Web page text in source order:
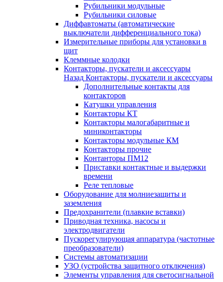
Рубильники модульные
Рубильники силовые
Диффавтоматы (автоматические
выключатели дифференциального тока)
Измерительные приборы для установки в
щит
Клеммные колодки
Контакторы, пускатели и аксессуары
Назад Контакторы, пускатели и аксессуары
Дополнительные контакты для
контакторов
Катушки управления
Контакторы КТ
Контакторы малогабаритные и
миниконтакторы
Контакторы модульные КМ
Контакторы прочие
Контанторы ПМ12
Приставки контактные и выдержки
времени
Реле тепловые
Оборудование для молниезащиты и
заземления
Предохранители (плавкие вставки)
Приводная техника, насосы и
электродвигатели
Пускорегулирующая аппаратура (частотные
преобразователи)
Системы автоматизации
УЗО (устройства защитного отключения)
Элементы управления для светосигнальной